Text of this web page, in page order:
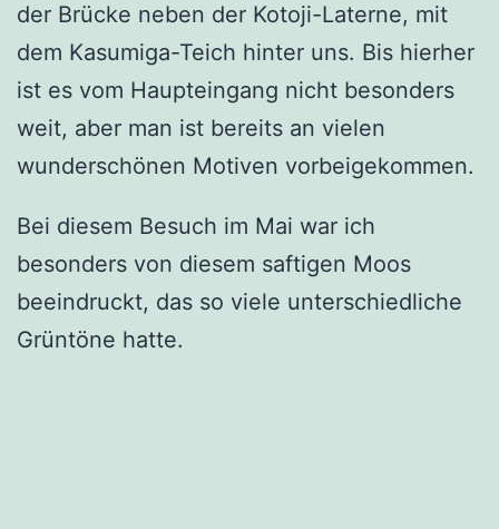
der Brücke neben der Kotoji-Laterne, mit
dem Kasumiga-Teich hinter uns. Bis hierher
ist es vom Haupteingang nicht besonders
weit, aber man ist bereits an vielen
wunderschönen Motiven vorbeigekommen.
Bei diesem Besuch im Mai war ich
besonders von diesem saftigen Moos
beeindruckt, das so viele unterschiedliche
Grüntöne hatte.